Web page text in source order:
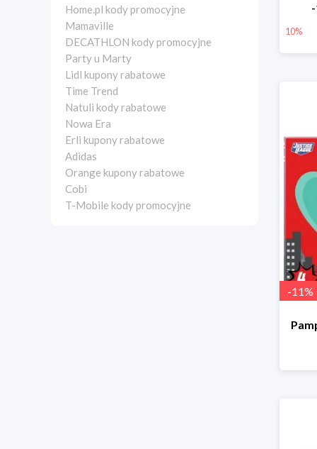
Home.pl kody promocyjne
Mamaville
DECATHLON kody promocyjne
Party u Marty
Lidl kupony rabatowe
Time Trend
Natuli kody rabatowe
Nowa Era
Erli kupony rabatowe
Adidas
Orange kupony rabatowe
Cobi
T-Mobile kody promocyjne
10%
-11%